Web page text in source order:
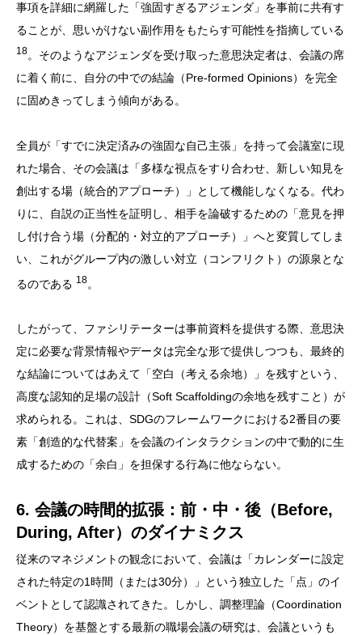
事項を詳細に網羅した「強固すぎるアジェンダ」を事前に共有す
ることが、思いがけない副作用をもたらす可能性を指摘している
18。そのようなアジェンダを受け取った意思決定者は、会議の席
に着く前に、自分の中での結論（Pre-formed Opinions）を完全
に固めきってしまう傾向がある。
全員が「すでに決定済みの強固な自己主張」を持って会議室に現
れた場合、その会議は「多様な視点をすり合わせ、新しい知見を
創出する場（統合的アプローチ）」として機能しなくなる。代わ
りに、自説の正当性を証明し、相手を論破するための「意見を押
し付け合う場（分配的・対立的アプローチ）」へと変質してしま
い、これがグループ内の激しい対立（コンフリクト）の源泉とな
るのである 18。
したがって、ファシリテーターは事前資料を提供する際、意思決
定に必要な背景情報やデータは完全な形で提供しつつも、最終的
な結論についてはあえて「空白（考える余地）」を残すという、
高度な認知的足場の設計（Soft Scaffoldingの余地を残すこと）が
求められる。これは、SDGのフレームワークにおける2番目の要
素「創造的な代替案」を会議のインタラクションの中で動的に生
成するための「余白」を担保する行為に他ならない。
6. 会議の時間的拡張：前・中・後（Before,
During, After）のダイナミクス
従来のマネジメントの観念において、会議は「カレンダーに設定
された特定の1時間（または30分）」という独立した「点」のイ
ベントとして認識されてきた。しかし、調整理論（Coordination
Theory）を基盤とする最新の職場会議の研究は、会議というも